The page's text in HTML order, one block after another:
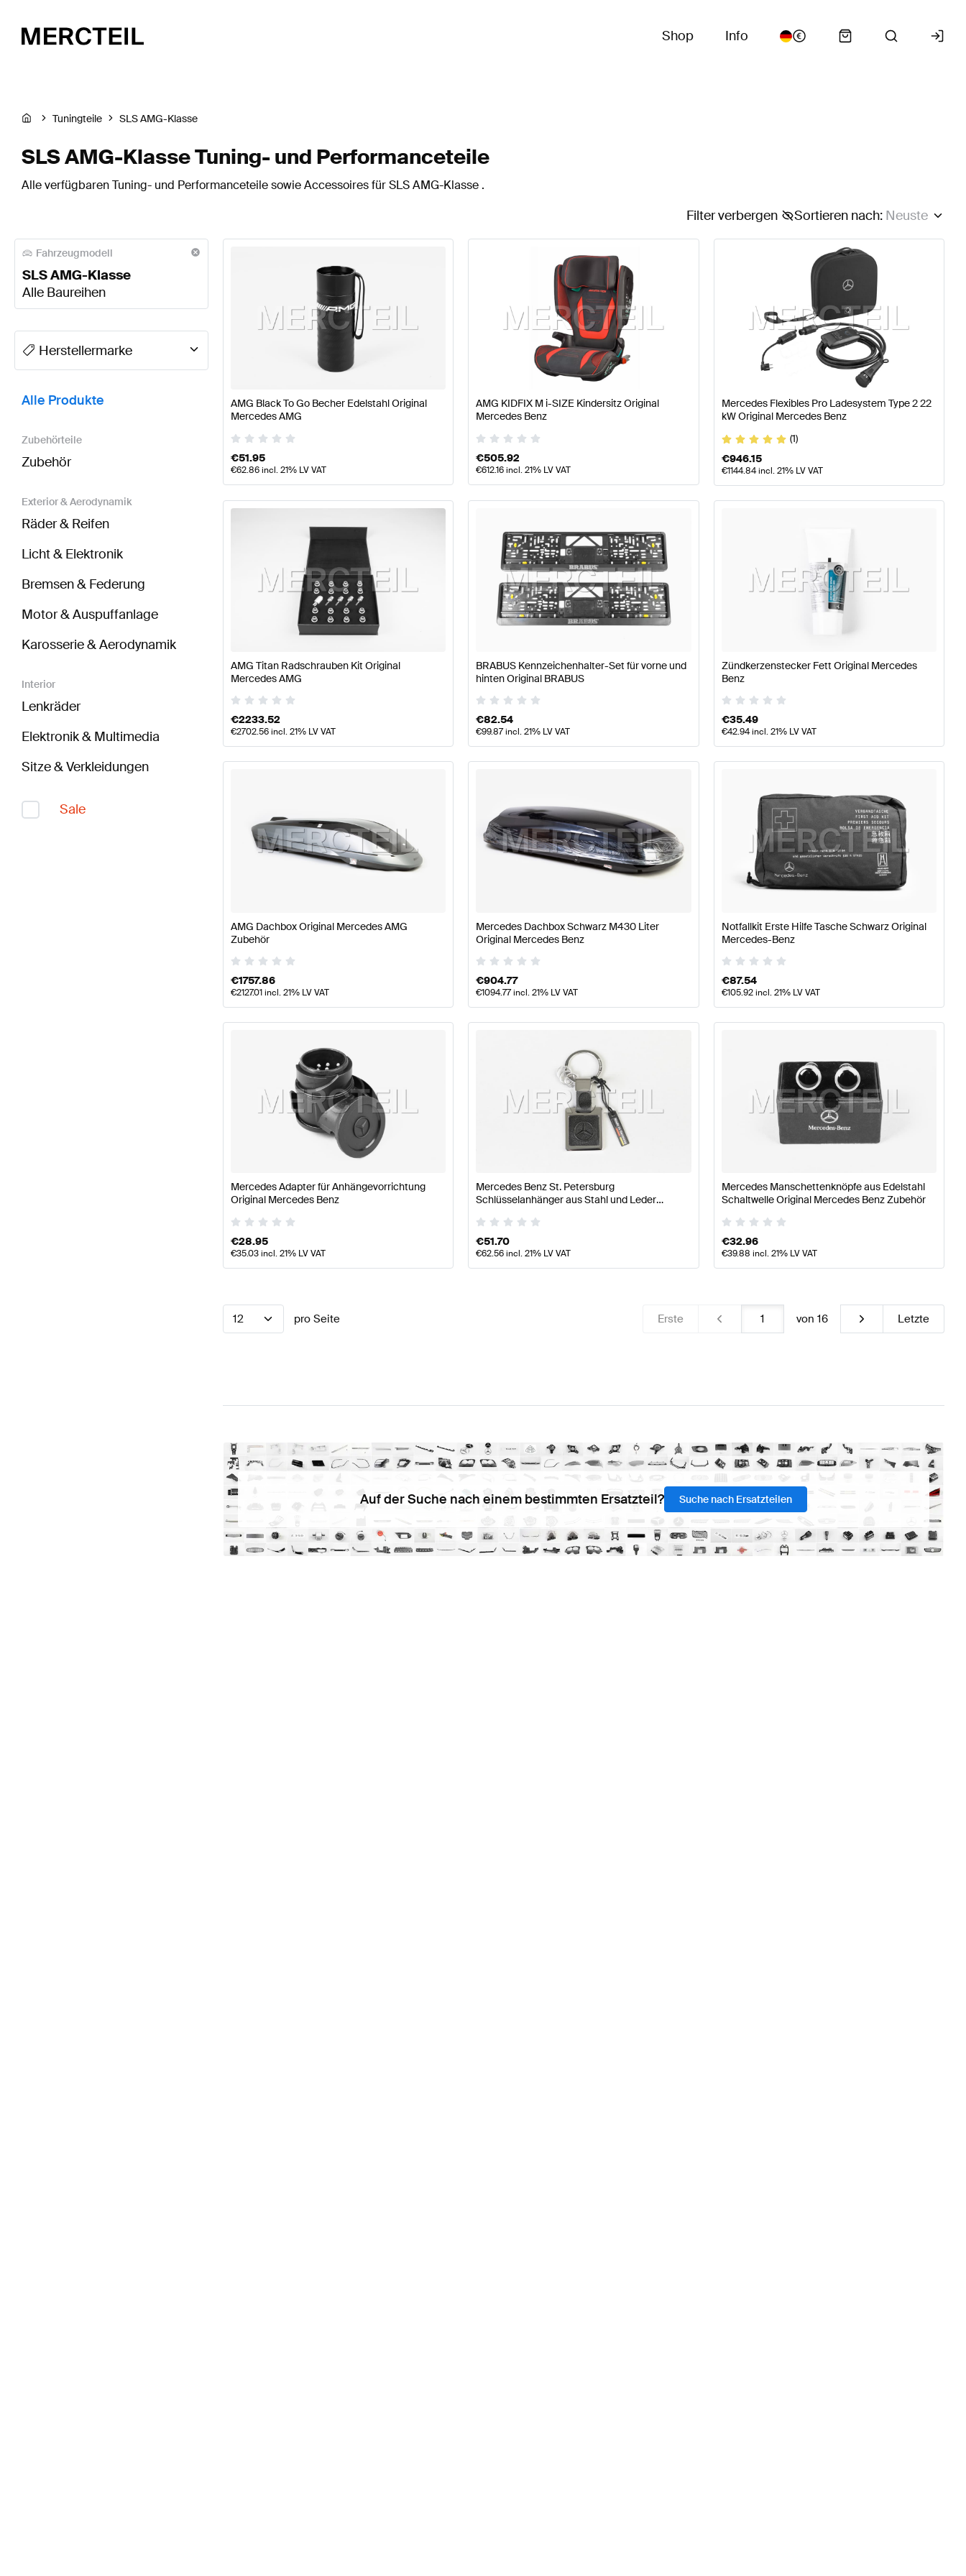
Shop Info
Tuningteile SLS AMG-Klasse
SLS AMG-Klasse Tuning- und Performanceteile
Alle verfügbaren Tuning- und Performanceteile sowie Accessoires für SLS AMG-Klasse .
Sortieren nach: Neuste
Filter verbergen
Fahrzeugmodell
SLS AMG-Klasse
Alle Baureihen
A-Klasse W177 Modellpflege Tuning- und PerformanceteileA-Klasse W177 Tuning- und PerformanceteileA-Klasse W176
Herstellermarke
AMG SLS AMG-Klasse Tuning- und Performanceteile
Mercedes-Benz SLS AMG-Klasse Tuning- und
Alle Produkte
Zubehörteile
Zubehör
Exterior & Aerodynamik
Räder & Reifen
Licht & Elektronik
Bremsen & Federung
Motor & Auspuffanlage
Karosserie & Aerodynamik
Interior
Lenkräder
Elektronik & Multimedia
Sitze & Verkleidungen
Sale
AMG Black To Go Becher Edelstahl Original
Mercedes AMG
€51.95
€62.86incl. 21% LV VAT
AMG KIDFIX M i-SIZE Kindersitz Original
Mercedes Benz
€505.92
€612.16incl. 21% LV VAT
Mercedes Flexibles Pro Ladesystem Type 2 22
kW Original Mercedes Benz
(1)
€946.15
€1144.84incl. 21% LV VAT
AMG Titan Radschrauben Kit Original
Mercedes AMG
€2233.52
€2702.56incl. 21% LV VAT
BRABUS Kennzeichenhalter-Set für vorne und
hinten Original BRABUS
€82.54
€99.87incl. 21% LV VAT
Zündkerzenstecker Fett Original Mercedes
Benz
€35.49
€42.94incl. 21% LV VAT
AMG Dachbox Original Mercedes AMG
Zubehör
€1757.86
€2127.01incl. 21% LV VAT
Mercedes Dachbox Schwarz M430 Liter
Original Mercedes Benz
€904.77
€1094.77incl. 21% LV VAT
Notfallkit Erste Hilfe Tasche Schwarz Original
Mercedes-Benz
€87.54
€105.92incl. 21% LV VAT
Mercedes Adapter für Anhängevorrichtung
Original Mercedes Benz
€28.95
€35.03incl. 21% LV VAT
Mercedes Benz St. Petersburg
Schlüsselanhänger aus Stahl und Leder
€51.70
€62.56incl. 21% LV VAT
Mercedes Manschettenknöpfe aus Edelstahl
Schaltwelle Original Mercedes Benz Zubehör
€32.96
€39.88 incl. 21% LV VAT
12 pro Seite Erste von 16 Letzte
Auf der Suche nach einem bestimmten Ersatzteil? Suche nach Ersatzteilen